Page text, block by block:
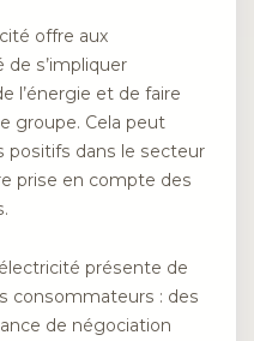
offre aux
s’impliquer
l’énergie et de faire
groupe. Cela peut
positifs dans le secteur
prise en compte des
présente de
consommateurs : des
de négociation